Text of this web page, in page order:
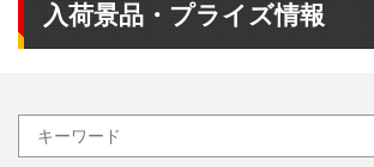
入荷景品・プライズ情報